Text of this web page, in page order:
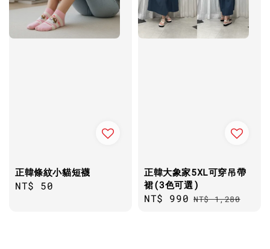
正韓條紋小貓短襪
Regular
NT$ 50
正韓大象家5XL可穿吊帶
裙(3色可選)
Sale
NT$ 990 Regular
NT$ 1,280